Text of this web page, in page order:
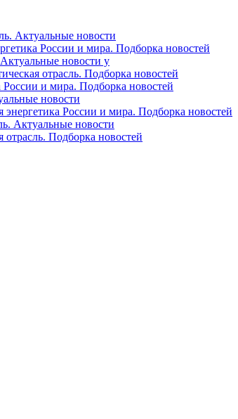
Актуальные новости
России и мира. Подборка новостей
новости у
отрасль. Подборка новостей
и мира. Подборка новостей
новости
России и мира. Подборка новостей
Актуальные новости
отрасль. Подборка новостей